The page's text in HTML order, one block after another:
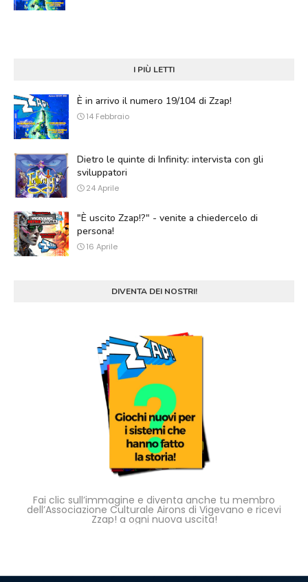
I PIÙ LETTI
È in arrivo il numero 19/104 di Zzap!
14 Febbraio
Dietro le quinte di Infinity: intervista con gli
sviluppatori
24 Aprile
"È uscito Zzap!?" - venite a chiedercelo di
persona!
16 Aprile
DIVENTA DEI NOSTRI!
Fai clic sull’immagine e diventa anche tu membro
dell’Associazione Culturale Airons di Vigevano e ricevi
Zzap! a ogni nuova uscita!